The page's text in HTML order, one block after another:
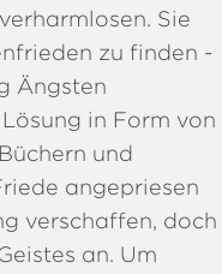
Sie
zu finden -
Ängsten
in Form von
und
angepriesen
verschaffen, doch
an. Um